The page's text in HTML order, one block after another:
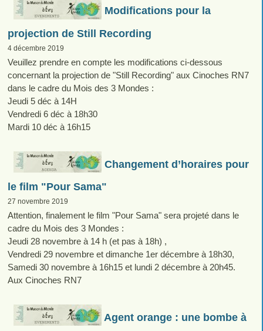
Modifications pour la
projection de Still Recording
4 décembre 2019
Veuillez prendre en compte les modifications ci-dessous
concernant la projection de "Still Recording" aux Cinoches RN7
dans le cadre du Mois des 3 Mondes :
Jeudi 5 déc à 14H
Vendredi 6 déc à 18h30
Mardi 10 déc à 16h15
Changement d’horaires pour
le film "Pour Sama"
27 novembre 2019
Attention, finalement le film "Pour Sama" sera projeté dans le
cadre du Mois des 3 Mondes :
Jeudi 28 novembre à 14 h (et pas à 18h) ,
Vendredi 29 novembre et dimanche 1er décembre à 18h30,
Samedi 30 novembre à 16h15 et lundi 2 décembre à 20h45.
Aux Cinoches RN7
Agent orange : une bombe à